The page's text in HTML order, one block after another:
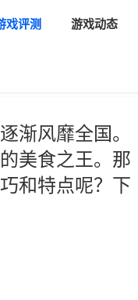
戏评测 游戏动态
渐风靡全国。
美食之王。那
和特点呢？下